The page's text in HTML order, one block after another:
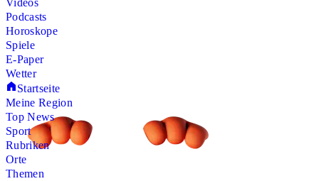
Videos
Podcasts
Horoskope
Spiele
E-Paper
Wetter
Startseite
Meine Region
Top News
Sport
Rubriken
Orte
Themen